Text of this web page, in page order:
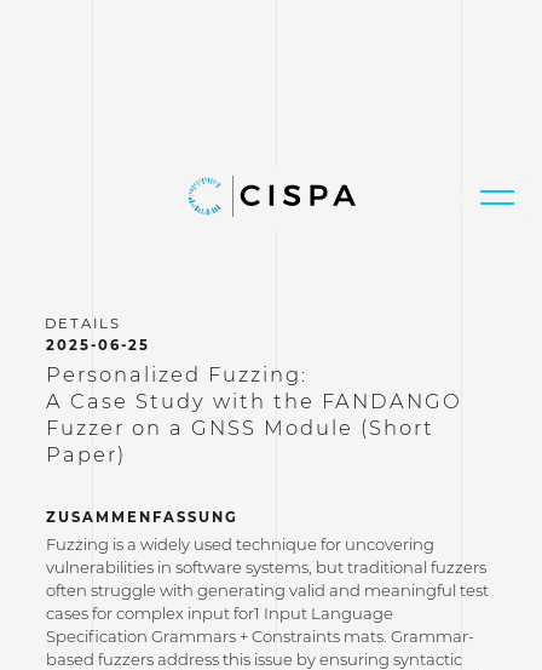
2025-06-25
Personalized Fuzzing:
A Case Study with the FANDANGO
Fuzzer on a GNSS Module (Short
Paper)
ZUSAMMENFASSUNG
Fuzzing is a widely used technique for uncovering
vulnerabilities in software systems, but traditional fuzzers
often struggle with generating valid and meaningful test
cases for complex input for1 Input Language
Specification Grammars + Constraints mats. Grammar-
based fuzzers address this issue by ensuring syntactic